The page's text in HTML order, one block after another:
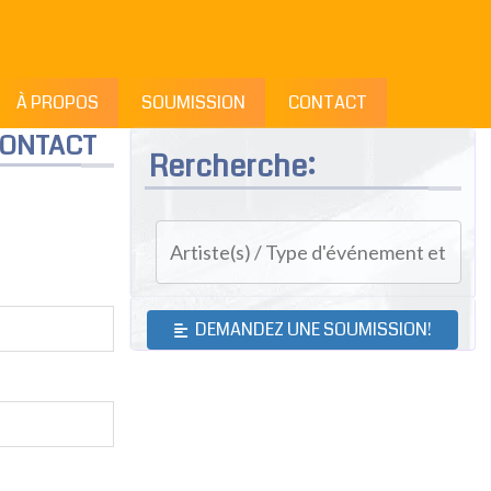
À PROPOS SOUMISSION CONTACT
Rercherche:
DEMANDEZ UNE SOUMISSION!